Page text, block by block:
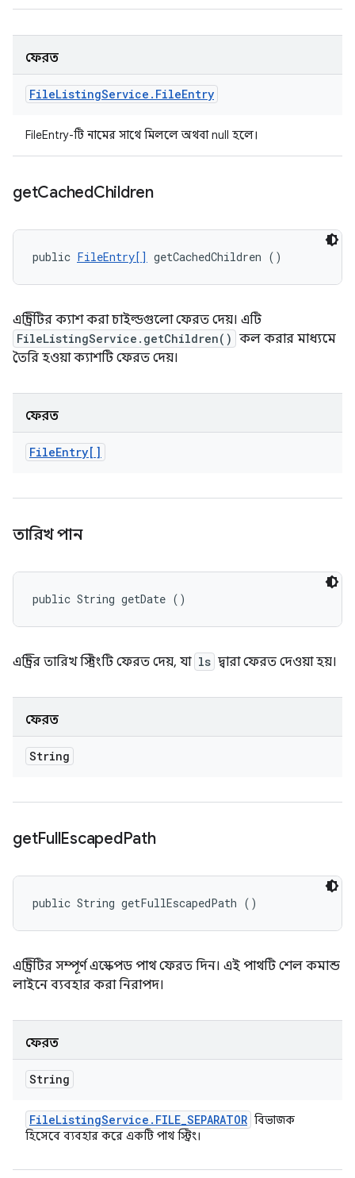
ফেরত
FileListingService . FileEntry
FileEntry-টি নামের সাথে মিললে অথবা null হলে।
getCachedChildren
public FileEntry[] getCachedChildren ()
এন্ট্রিটির ক্যাশ করা চাইল্ডগুলো ফেরত দেয়। এটি
FileListingService.getChildren() কল করার মাধ্যমে
তৈরি হওয়া ক্যাশটি ফেরত দেয়।
ফেরত
FileEntry[]
তারিখ পান
public String getDate ()
এন্ট্রির তারিখ স্ট্রিংটি ফেরত দেয়, যা ls দ্বারা ফেরত দেওয়া হয়।
ফেরত
String
getFullEscapedPath
public String getFullEscapedPath ()
এন্ট্রিটির সম্পূর্ণ এস্কেপড পাথ ফেরত দিন। এই পাথটি শেল কমান্ড
লাইনে ব্যবহার করা নিরাপদ।
ফেরত
String
FileListingService . FILE_SEPARATOR বিভাজক
হিসেবে ব্যবহার করে একটি পাথ স্ট্রিং।